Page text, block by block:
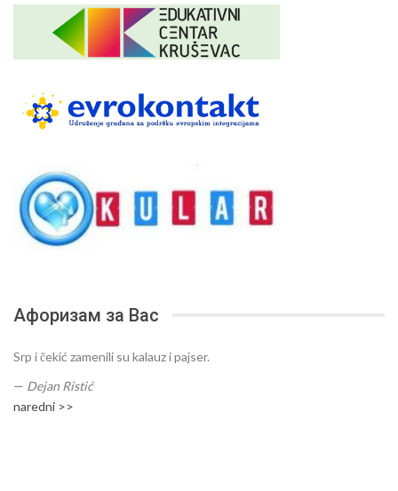
Афоризам за Вас
Srp i čekić zamenili su kalauz i pajser.
— Dejan Ristić
naredni >>